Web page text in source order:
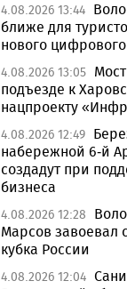
4.08.2026 13:44
ближе для
нового
4.08.2026 13:05
подъезде к
нацпроекту
4.08.2026 12:49
набережной 6-й
создадут при
бизнеса
4.08.2026 12:28
Марсов завоевал
кубка России
4.08.2026 12:04